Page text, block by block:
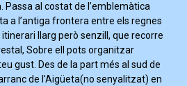
Passa al costat de l’emblemàtica
a l’antiga frontera entre els regnes
itinerari llarg però senzill, que recorre
Sobre ell pots organitzar
gust. Des de la part més al sud de
de l’Aigüeta(no senyalitzat) en